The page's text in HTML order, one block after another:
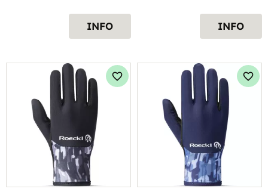
INFO INFO
Lägg till i favoriter